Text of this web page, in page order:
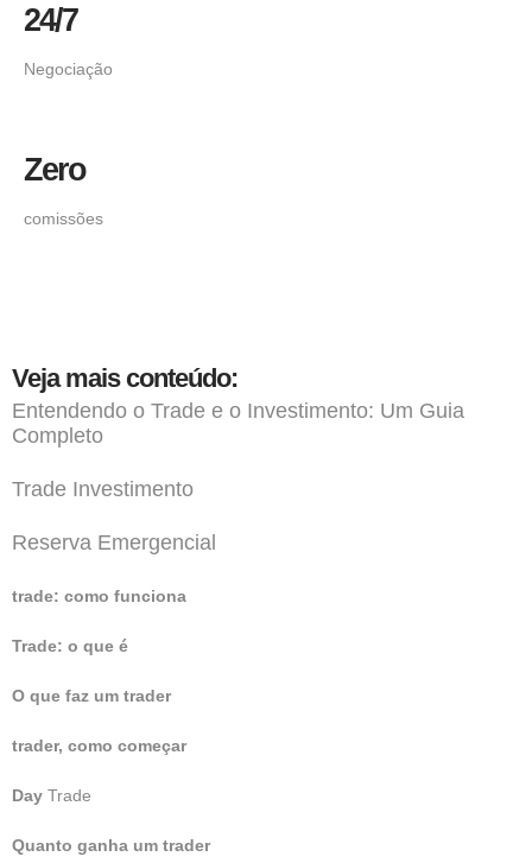
24/7
Negociação
Zero
comissões
Veja mais conteúdo:
Entendendo o Trade e o Investimento: Um Guia
Completo
Trade Investimento
Reserva Emergencial
trade: como funciona
Trade: o que é
O que faz um trader
trader, como começar
Day Trade
Quanto ganha um trader